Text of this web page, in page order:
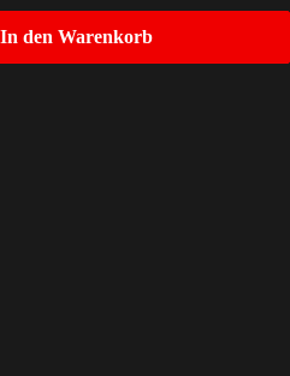
In den Warenkorb